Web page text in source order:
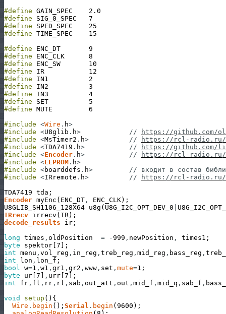
#define GAIN_SPEC
2.0
#define
SIG_0_SPEC
7
#define
SPED_SPEC
25
#define TIME_SPEC
15
#define
ENC_DT
9
#define
ENC_CLK
8
#define
ENC_SW
10
#define
IR
12
#define
IN1
2
#define
IN2
3
#define
IN3
4
#define
SET
5
#define MUTE
6
#include <Wire . h>
#include <U8glib . h> //
https://github.com/
#include <MsTimer2 . h> //
https://rcl-radio.ru/
#include <TDA7419 . h> //
https://github.com/
#include <Encoder . h> //
https://rcl-radio.ru/
#include <EEPROM . h>
#include <boarddefs . h>
// входит в состав
#include <IRremote . h> //
https://rcl-radio.ru/
TDA7419 tda ;
Encoder myEnc ( ENC_DT , ENC_CLK) ;
U8GLIB_SH1106_128X64 u8g ( U8G_I2C_OPT_DEV_0
IRrecv irrecv ( IR) ;
decode_results
ir ;
long times , oldPosition = -999 , newPosition , times1 ;
byte
spektor [7 ] ;
int menu , vol_reg , in_reg , treb_reg , mid_reg , bass_reg ,
int
lon , lon_f ;
bool
w=1 , w1 , gr1 , gr2 , www , set , mute=1 ;
byte
ur [7 ] , urr [7 ] ;
int
fr , fl , rr , rl , sab , out_att , out , mid_f , mid_q , sab_f ,
void
setup ( ) {
Wire . begin ( ) ; Serial . begin (9600 ) ;